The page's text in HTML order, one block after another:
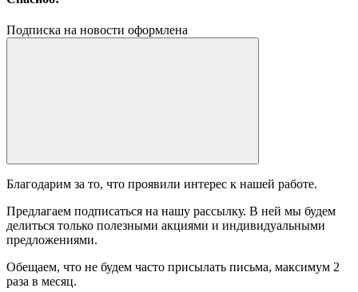
Подписка на новости оформлена
Благодарим за то, что проявили интерес к нашей работе.
Предлагаем подписаться на нашу рассылку. В ней мы будем
делиться только полезными акциями и индивидуальными
предложениями.
Обещаем, что не будем часто присылать письма, максимум 2
раза в месяц.